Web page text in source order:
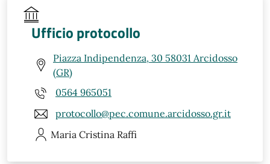
Ufficio protocollo
Piazza Indipendenza, 30 58031 Arcidosso
(GR)
0564 965051
protocollo@pec.comune.arcidosso.gr.it
Maria Cristina Raffi